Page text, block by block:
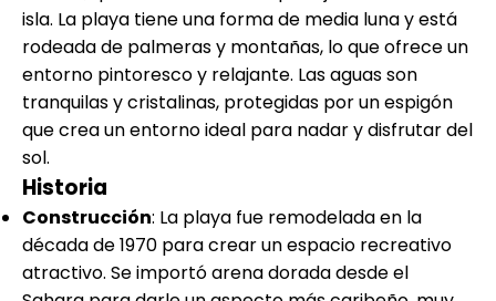
isla. La playa tiene una forma de media luna y está
rodeada de palmeras y montañas, lo que ofrece un
entorno pintoresco y relajante. Las aguas son
tranquilas y cristalinas, protegidas por un espigón
que crea un entorno ideal para nadar y disfrutar del
sol.
Historia
Construcción: La playa fue remodelada en la
década de 1970 para crear un espacio recreativo
atractivo. Se importó arena dorada desde el